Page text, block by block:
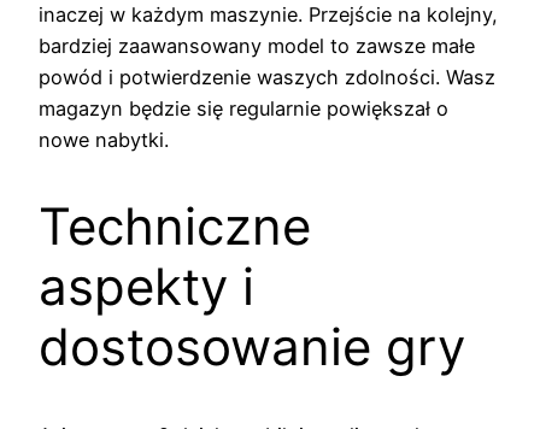
inaczej w każdym maszynie. Przejście na kolejny,
bardziej zaawansowany model to zawsze małe
powód i potwierdzenie waszych zdolności. Wasz
magazyn będzie się regularnie powiększał o
nowe nabytki.
Techniczne
aspekty i
dostosowanie gry